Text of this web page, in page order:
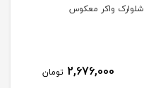
شلوارک واکر معکوس
2,676,000 تومان